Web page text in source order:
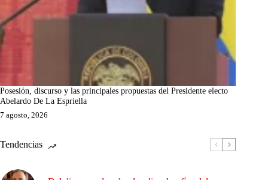
Posesión, discurso y las principales propuestas del Presidente electo
Abelardo De La Espriella
7 agosto, 2026
Tendencias